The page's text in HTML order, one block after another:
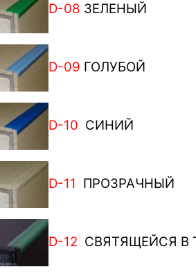
D-08 ЗЕЛЕНЫЙ
D-09 ГОЛУБОЙ
D-10 СИНИЙ
D-11 ПРОЗРАЧНЫЙ
D-12 СВЯТЯЩЕЙСЯ В